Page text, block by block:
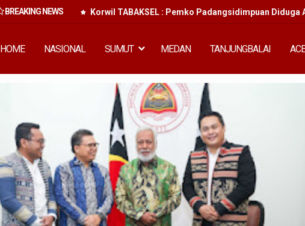
BREAKING NEWS Korwil TABAKSEL : Pemko Padangsidimpuan
HOME NASIONAL SUMUT MEDAN TANJUNGBALAI